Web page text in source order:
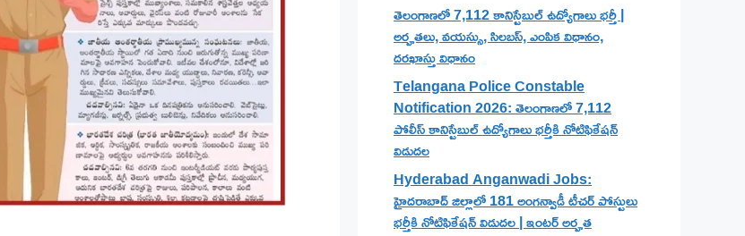
తెలంగాణలో 7,112 కానిస్టేబుల్ ఉద్యోగాలు భర్తీ |
అర్హతలు, వయస్సు, సిలబస్, ఎంపిక విధానం,
దరఖాస్తు విధానం
Telangana Police Constable
Notification 2026: తెలంగాణలో 7,112
పోలీస్ కానిస్టేబుల్ ఉద్యోగాలు భర్తీకి నోటిఫికేషన్
విడుదల
Hyderabad Anganwadi Jobs:
హైదరాబాద్ జిల్లాలో 181 అంగన్వాడీ టీచర్ పోస్టులు
భర్తీకి నోటిఫికేషన్ విడుదల | ఇంటర్ అర్హత